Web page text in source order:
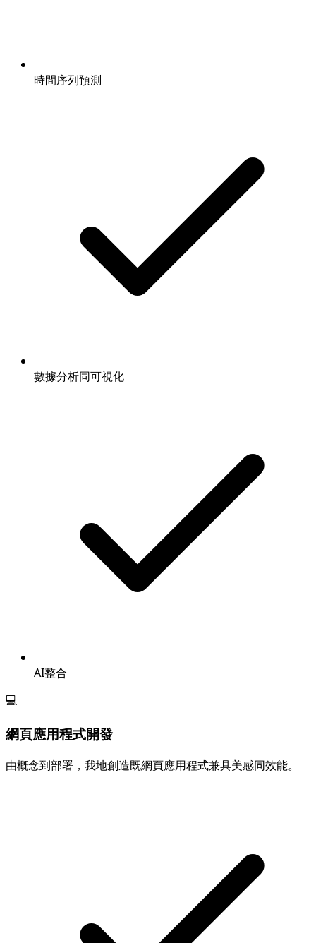
時間序列預測
數據分析同可視化
AI整合
💻
網頁應用程式開發
由概念到部署，我地創造既網頁應用程式兼具美感同效能。